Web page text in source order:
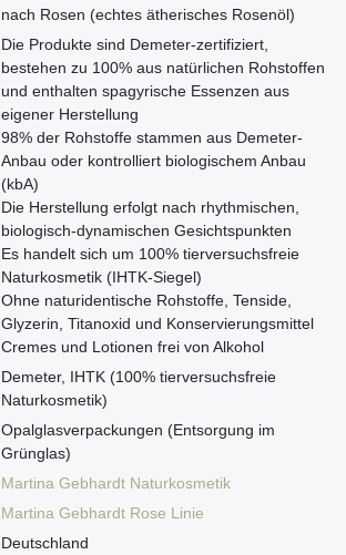
nach Rosen (echtes ätherisches Rosenöl)
Die Produkte sind Demeter-zertifiziert,
bestehen zu 100% aus natürlichen Rohstoffen
und enthalten spagyrische Essenzen aus
eigener Herstellung
98% der Rohstoffe stammen aus Demeter-
Anbau oder kontrolliert biologischem Anbau
(kbA)
Die Herstellung erfolgt nach rhythmischen,
biologisch-dynamischen Gesichtspunkten
Es handelt sich um 100% tierversuchsfreie
Naturkosmetik (IHTK-Siegel)
Ohne naturidentische Rohstoffe, Tenside,
Glyzerin, Titanoxid und Konservierungsmittel
Cremes und Lotionen frei von Alkohol
Demeter, IHTK (100% tierversuchsfreie
Naturkosmetik)
Opalglasverpackungen (Entsorgung im
Grünglas)
Martina Gebhardt Naturkosmetik
Martina Gebhardt Rose Linie
Deutschland